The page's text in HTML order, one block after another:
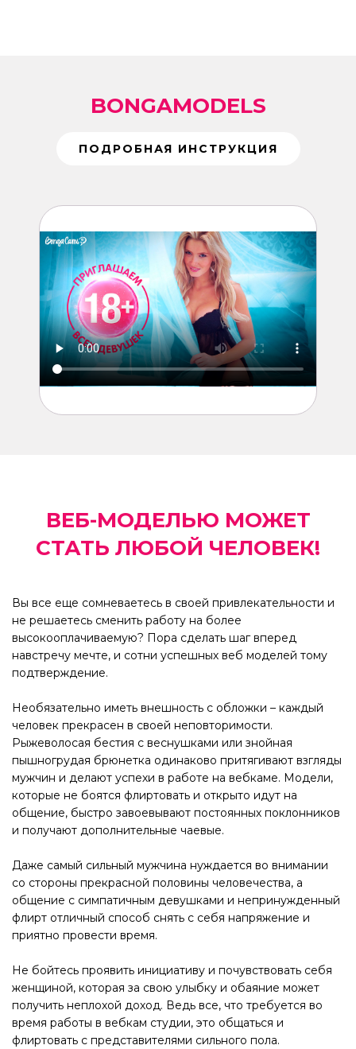
BONGAMODELS
ПОДРОБНАЯ ИНСТРУКЦИЯ
ВЕБ-МОДЕЛЬЮ МОЖЕТ
СТАТЬ ЛЮБОЙ ЧЕЛОВЕК!
Вы все еще сомневаетесь в своей привлекательности и
не решаетесь сменить работу на более
высокооплачиваемую? Пора сделать шаг вперед
навстречу мечте, и сотни успешных веб моделей тому
подтверждение.
Необязательно иметь внешность с обложки – каждый
человек прекрасен в своей неповторимости.
Рыжеволосая бестия с веснушками или знойная
пышногрудая брюнетка одинаково притягивают взгляды
мужчин и делают успехи в работе на вебкаме. Модели,
которые не боятся флиртовать и открыто идут на
общение, быстро завоевывают постоянных поклонников
и получают дополнительные чаевые.
Даже самый сильный мужчина нуждается во внимании
со стороны прекрасной половины человечества, а
общение с симпатичным девушками и непринужденный
флирт отличный способ снять с себя напряжение и
приятно провести время.
Не бойтесь проявить инициативу и почувствовать себя
женщиной, которая за свою улыбку и обаяние может
получить неплохой доход. Ведь все, что требуется во
время работы в вебкам студии, это общаться и
флиртовать с представителями сильного пола.